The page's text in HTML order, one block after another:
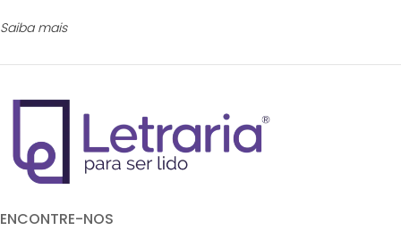
Saiba mais
ENCONTRE-NOS